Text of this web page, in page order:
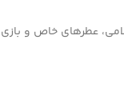
ایرانی-اسلامی، عطرهای خاص